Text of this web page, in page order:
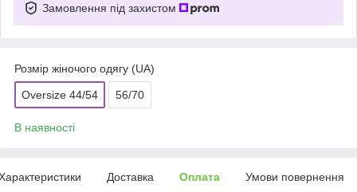
Замовлення під захистом
Розмір жіночого одягу (UA)
Oversize 44/54 56/70
В наявності
Доставка Оплата Умови повернення